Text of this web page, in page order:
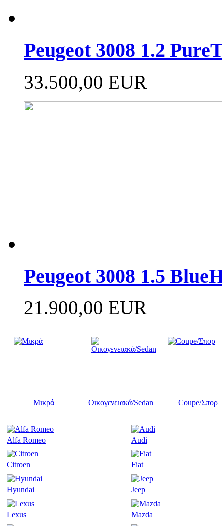
Peugeot 3008 1.2
33.500,00 EUR
Peugeot 3008 1.5
21.900,00 EUR
Μικρά Οικογενειακά/Sedan Coupe/Σπορ
Alfa Romeo Audi
Citroen Fiat
Hyundai Jeep
Lexus Mazda